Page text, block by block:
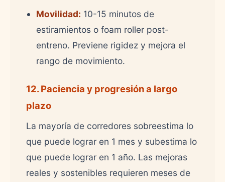
Movilidad: 10-15 minutos de
estiramientos o foam roller post-
entreno. Previene rigidez y mejora el
rango de movimiento.
12. Paciencia y progresión a largo
plazo
La mayoría de corredores sobreestima lo
que puede lograr en 1 mes y subestima lo
que puede lograr en 1 año. Las mejoras
reales y sostenibles requieren meses de